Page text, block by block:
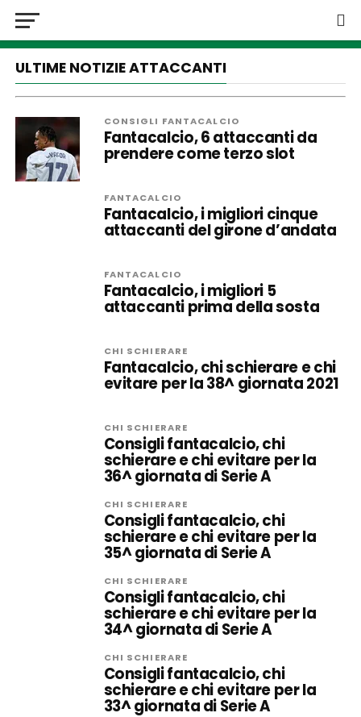
ULTIME NOTIZIE ATTACCANTI
CONSIGLI FANTACALCIO
Fantacalcio, 6 attaccanti da
prendere come terzo slot
FANTACALCIO
Fantacalcio, i migliori cinque
attaccanti del girone d’andata
FANTACALCIO
Fantacalcio, i migliori 5
attaccanti prima della sosta
CHI SCHIERARE
Fantacalcio, chi schierare e chi
evitare per la 38^ giornata 2021
CHI SCHIERARE
Consigli fantacalcio, chi
schierare e chi evitare per la
36^ giornata di Serie A
CHI SCHIERARE
Consigli fantacalcio, chi
schierare e chi evitare per la
35^ giornata di Serie A
CHI SCHIERARE
Consigli fantacalcio, chi
schierare e chi evitare per la
34^ giornata di Serie A
CHI SCHIERARE
Consigli fantacalcio, chi
schierare e chi evitare per la
33^ giornata di Serie A